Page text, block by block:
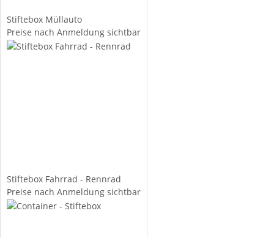
Stiftebox Müllauto
Preise nach Anmeldung sichtbar
Stiftebox Fahrrad - Rennrad
Preise nach Anmeldung sichtbar